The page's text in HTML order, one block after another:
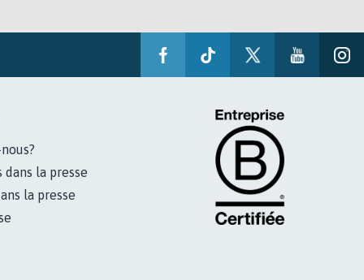
la presse
la presse